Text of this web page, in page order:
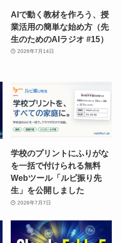
AIで動く教材を作ろう、授
業活用の簡単な始め方（先
生のためのAIラジオ #15）
2026年7月14日
学校のプリントにふりがな
を一括で付けられる無料
Webツール「ルビ振り先
生」を公開しました
2026年7月7日